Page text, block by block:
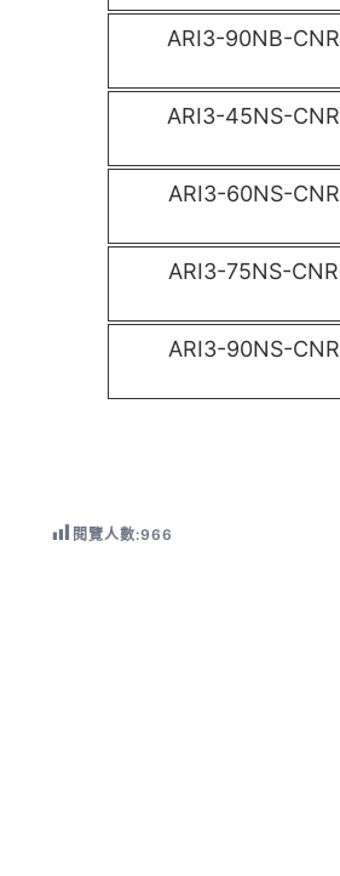
ARI3-90NB-CNR
ARI3-45NS-CNR
ARI3-60NS-CNR
ARI3-75NS-CNR
ARI3-90NS-CNR
閱覽人數:966